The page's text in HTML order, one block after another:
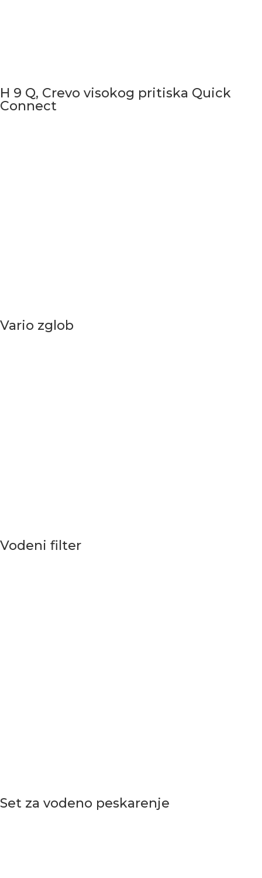
H 9 Q, Crevo visokog pritiska Quick
Connect
Vario zglob
Vodeni filter
Set za vodeno peskarenje